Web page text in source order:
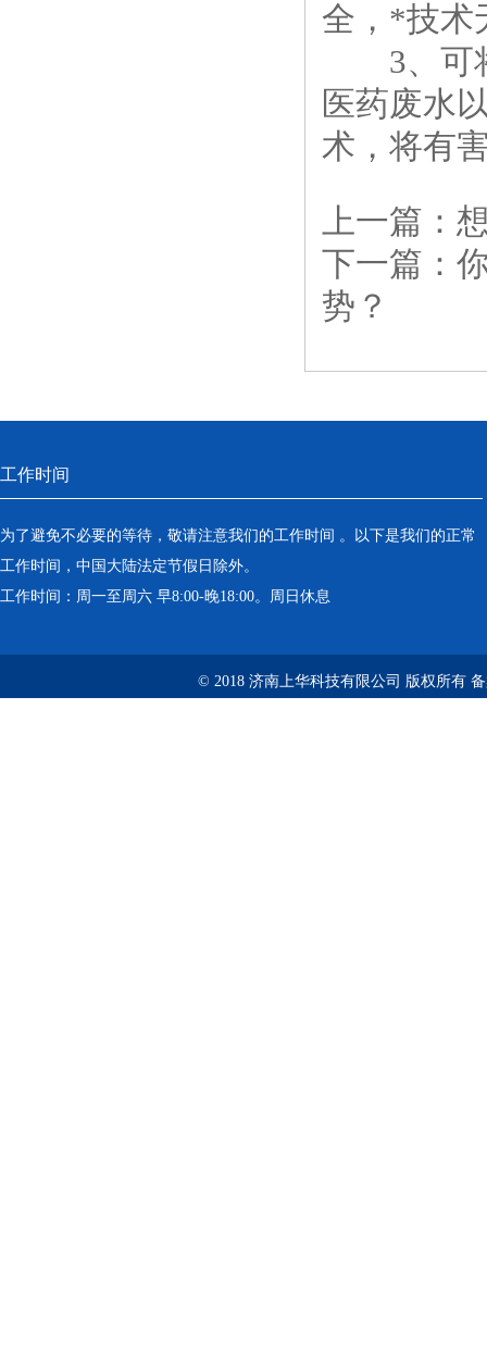
全，*技术
3、可将
医药废水
术，将有
上一篇：
下一篇：
势？
工作时间
为了避免不必要的等待，敬请注意我们的工作时间 。以下是我们的正常
工作时间，中国大陆法定节假日除外。
工作时间：周一至周六 早8:00-晚18:00。周日休息
© 2018 济南上华科技有限公司 版权所有